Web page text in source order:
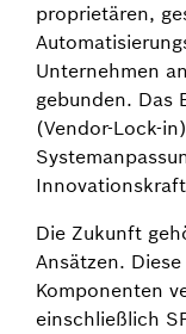
proprietären,
Unternehmen
gebunden. Das
(Vendor-Lock-
Die Zukunft
Ansätzen.
Komponenten
einschließlich